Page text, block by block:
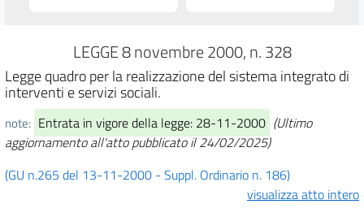
LEGGE 8 novembre 2000, n. 328
Legge quadro per la realizzazione del sistema integrato di
interventi e servizi sociali.
note: Entrata in vigore della legge: 28-11-2000 (Ultimo
aggiornamento all'atto pubblicato il 24/02/2025)
(GU n.265 del 13-11-2000 - Suppl. Ordinario n. 186)
visualizza atto intero